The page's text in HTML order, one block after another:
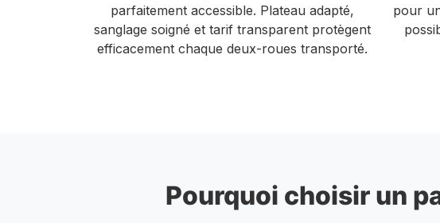
parfaitement accessible. Plateau adapté,
sanglage soigné et tarif transparent protègent
efficacement chaque deux-roues transporté.
pour
Pourquoi choisir un